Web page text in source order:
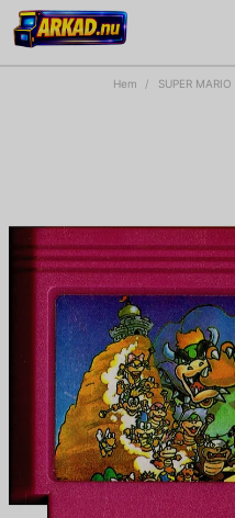
Hem SUPER